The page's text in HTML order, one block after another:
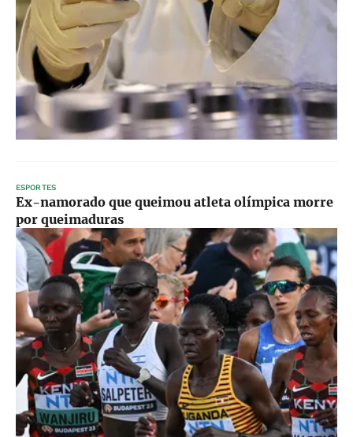
ESPORTES
Ex-namorado que queimou atleta olímpica morre
por queimaduras